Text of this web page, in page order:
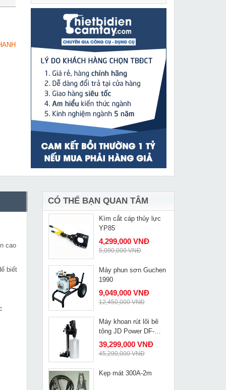
cao
biết
CÓ THỂ BẠN QUAN TÂM
MUA NGAY
dùng điện Changyou
GB-300
9,290,000 VNĐ
10,690,000 VNĐ
MUA NGAY
Máy hàn Mig Weldcom
VMAG 250 PLUS
10,079,000 VNĐ
12,550,000 VNĐ
MUA NGAY
Máy cắt plasma Vcut-
100 Plus
14,279,000 VNĐ
17,000,000 VNĐ
MUA NGAY
Máy hàn que Riland
ARC-250S đa năng
4,850,000 VNĐ
MUA NGAY
Kìm cắt cáp thủy lực
YP85
4,299,000 VNĐ
5,090,000 VNĐ
MUA NGAY
Máy phun sơn Guchen
1990
9,049,000 VNĐ
12,450,000 VNĐ
MUA NGAY
Máy khoan rút lõi bê
tông JD Power DF-
1400C
39,299,000 VNĐ
45,290,000 VNĐ
Kẹp mát 300A-2m